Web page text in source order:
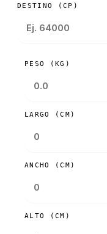
DESTINO (CP)
PESO (KG)
LARGO (CM)
ANCHO (CM)
ALTO (CM)